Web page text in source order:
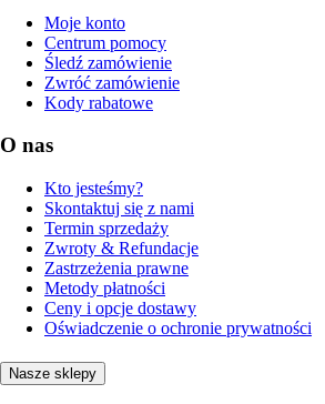
Moje konto
Centrum pomocy
Śledź zamówienie
Zwróć zamówienie
Kody rabatowe
O nas
Kto jesteśmy?
Skontaktuj się z nami
Termin sprzedaży
Zwroty & Refundacje
Zastrzeżenia prawne
Metody płatności
Ceny i opcje dostawy
Oświadczenie o ochronie prywatności
Nasze sklepy